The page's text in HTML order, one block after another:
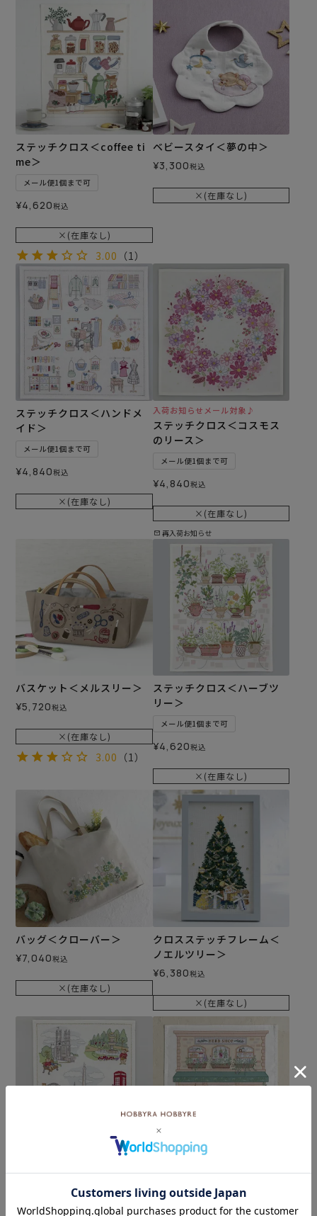
ステッチクロス＜coffee ti
me＞
メール便1個まで可
¥4,620税込
×(在庫なし)
3.00 （1）
ベビースタイ＜夢の中＞
¥3,300税込
×(在庫なし)
ステッチクロス＜ハンドメ
イド＞
メール便1個まで可
¥4,840税込
×(在庫なし)
入荷お知らせメール対象♪
ステッチクロス＜コスモス
のリース＞
メール便1個まで可
¥4,840税込
×(在庫なし)
再入荷お知らせ
バスケット＜メルスリー＞
¥5,720税込
×(在庫なし)
3.00 （1）
ステッチクロス＜ハーブツ
リー＞
メール便1個まで可
¥4,620税込
×(在庫なし)
バッグ＜クローバー＞
¥7,040税込
×(在庫なし)
クロスステッチフレーム＜
ノエルツリー＞
¥6,380税込
×(在庫なし)
メール便1個まで可